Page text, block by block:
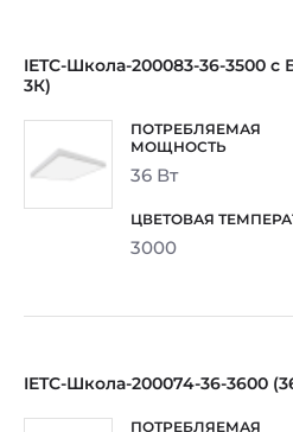
IETC-Школа-200083-36-3500 с
3К)
36 Вт
3000
IETC-Школа-200074-36-3600